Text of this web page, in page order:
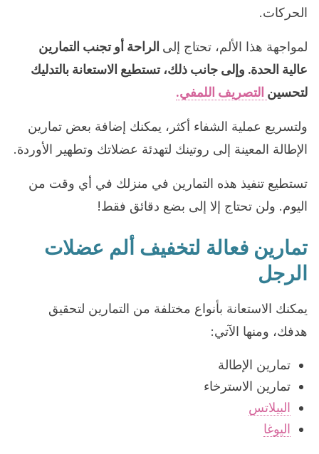
الحركات.
لمواجهة هذا الألم، تحتاج إلى الراحة أو تجنب التمارين
عالية الحدة. وإلى جانب ذلك، تستطيع الاستعانة بالتدليك
لتحسين التصريف اللمفي.
ولتسريع عملية الشفاء أكثر، يمكنك إضافة بعض تمارين
الإطالة المعينة إلى روتينك لتهدئة عضلاتك وتطهير الأوردة.
تستطيع تنفيذ هذه التمارين في منزلك في أي وقت من
اليوم. ولن تحتاج إلا إلى بضع دقائق فقط!
تمارين فعالة لتخفيف ألم عضلات
الرجل
يمكنك الاستعانة بأنواع مختلفة من التمارين لتحقيق
هدفك، ومنها الآتي:
تمارين الإطالة
تمارين الاسترخاء
البيلاتس
اليوغا